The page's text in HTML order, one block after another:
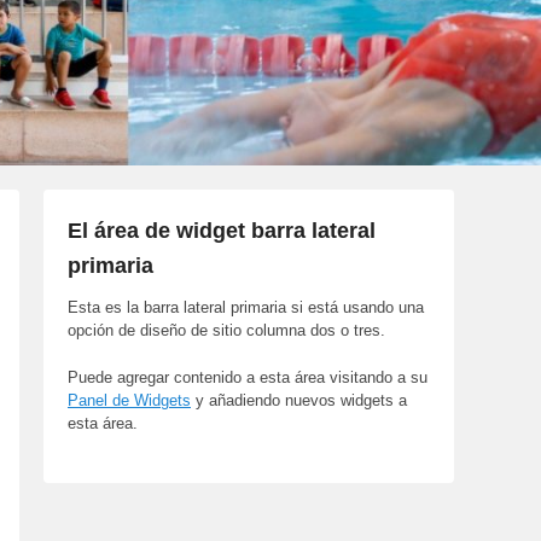
El área de widget barra lateral
primaria
Esta es la barra lateral primaria si está usando una
opción de diseño de sitio columna dos o tres.
Puede agregar contenido a esta área visitando a su
Panel de Widgets y añadiendo nuevos widgets a
esta área.